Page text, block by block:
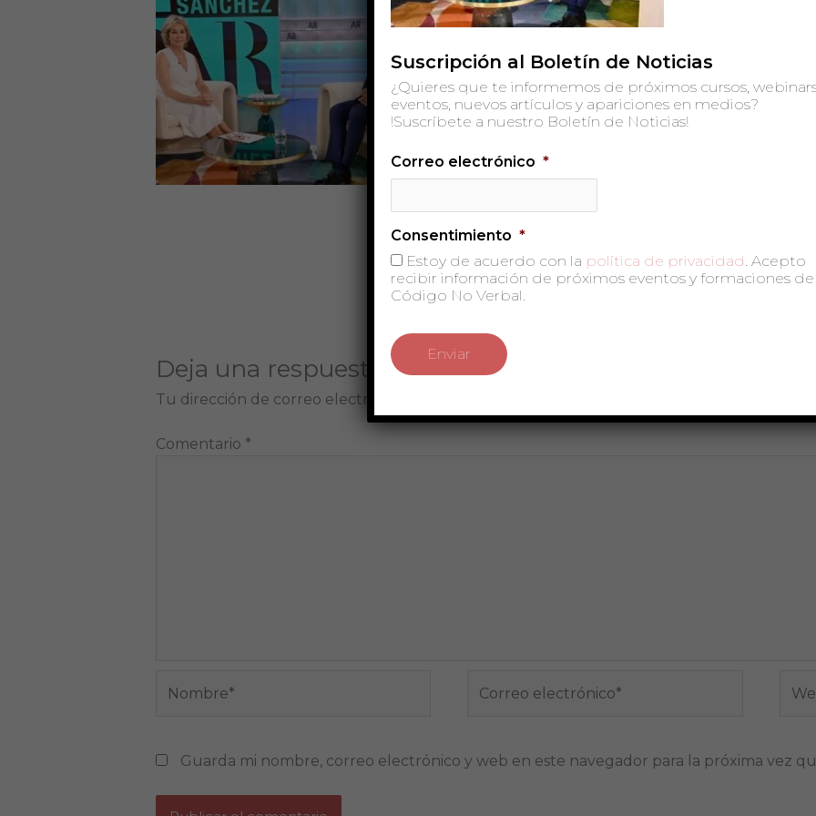
Deja una respuesta
Tu dirección de correo electrónico no será publicada. Los campos obligatorios están
Comentario *
electrónico*
Guarda mi nombre, correo electrónico y web en este navegador para la próxima vez
Suscripción al Boletín de Noticias
¿Quieres que te informemos de próximos cursos,
eventos, nuevos artículos y apariciones en medios?
!Suscríbete a nuestro Boletín de Noticias!
Correo electrónico *
Consentimiento *
Estoy de acuerdo con la política de privacidad. Acepto
recibir información de próximos eventos y formaciones de
Código No Verbal.